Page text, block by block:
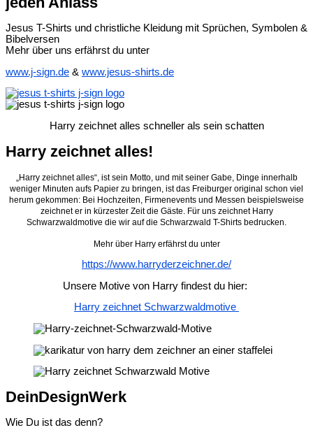
Jesus T-Shirts und christliche Kleidung mit Sprüchen, Symbolen &
Bibelversen
Mehr über uns erfährst du unter
www.j-sign.de & www.jesus-shirts.de
Harry zeichnet alles schneller als sein schatten
Harry zeichnet alles!
„Harry zeichnet alles“, ist sein Motto, und mit seiner Gabe, Dinge innerhalb
weniger Minuten aufs Papier zu bringen, ist das Freiburger original schon viel
herum gekommen: Bei Hochzeiten, Firmenevents und Messen beispielsweise
zeichnet er in kürzester Zeit die Gäste. Für uns zeichnet Harry
Schwarzwaldmotive die wir auf die Schwarzwald T-Shirts bedrucken.
Mehr über Harry erfährst du unter
https://www.harryderzeichner.de/
Unsere Motive von Harry findest du hier:
Harry zeichnet Schwarzwaldmotive
DeinDesignWerk
Wie Du ist das denn?